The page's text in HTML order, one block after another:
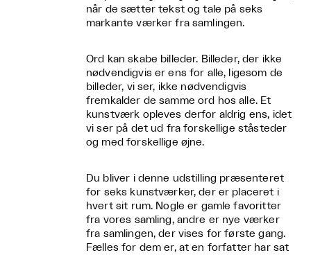
når de sætter tekst og tale på seks
markante værker fra samlingen.
Ord kan skabe billeder. Billeder, der ikke
nødvendigvis er ens for alle, ligesom de
billeder, vi ser, ikke nødvendigvis
fremkalder de samme ord hos alle. Et
kunstværk opleves derfor aldrig ens, idet
vi ser på det ud fra forskellige ståsteder
og med forskellige øjne.
Du bliver i denne udstilling præsenteret
for seks kunstværker, der er placeret i
hvert sit rum. Nogle er gamle favoritter
fra vores samling, andre er nye værker
fra samlingen, der vises for første gang.
Fælles for dem er, at en forfatter har sat